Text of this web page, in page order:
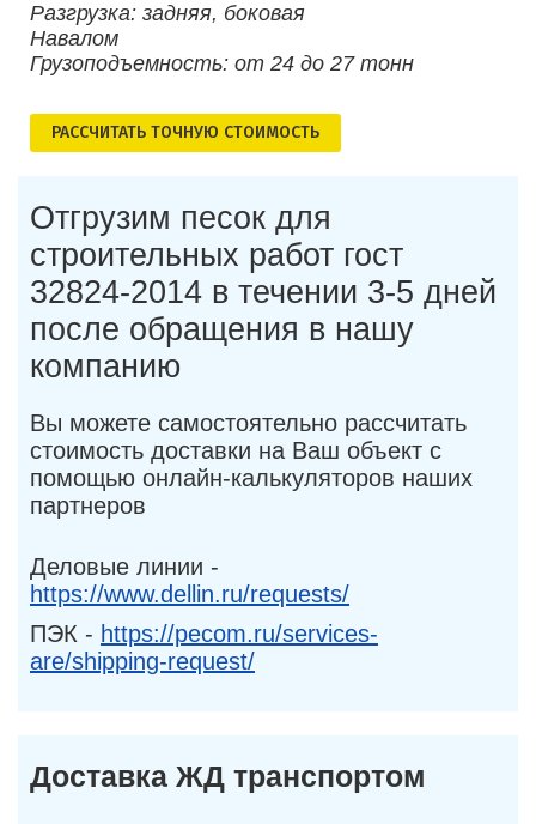
Разгрузка: задняя, боковая
Навалом
Грузоподъемность: от 24 до 27 тонн
РАСCЧИТАТЬ ТОЧНУЮ СТОИМОСТЬ
Отгрузим песок для
строительных работ гост
32824-2014 в течении 3-5 дней
после обращения в нашу
компанию
Вы можете самостоятельно рассчитать
стоимость доставки на Ваш объект с
помощью онлайн-калькуляторов наших
партнеров
Деловые линии -
https://www.dellin.ru/requests/
ПЭК - https://pecom.ru/services-
are/shipping-request/
Доставка ЖД транспортом